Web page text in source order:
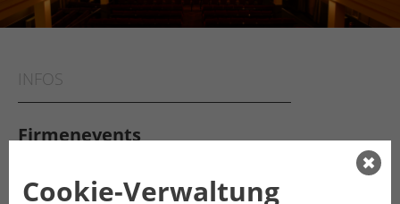
INFOS
Firmenevents
Ihr Unternehmen plant eine Veranstaltung?
Cookie-Verwaltung